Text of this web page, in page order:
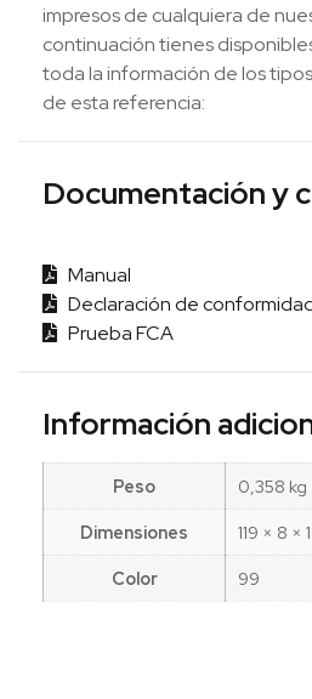
impresos de cualquiera de
continuación tienes
toda la información de los
de esta referencia:
Documentación y
Manual
Declaración de
Prueba FCA
Información
Peso
0,358 kg
Dimensiones
119 × 8 ×
Color
99